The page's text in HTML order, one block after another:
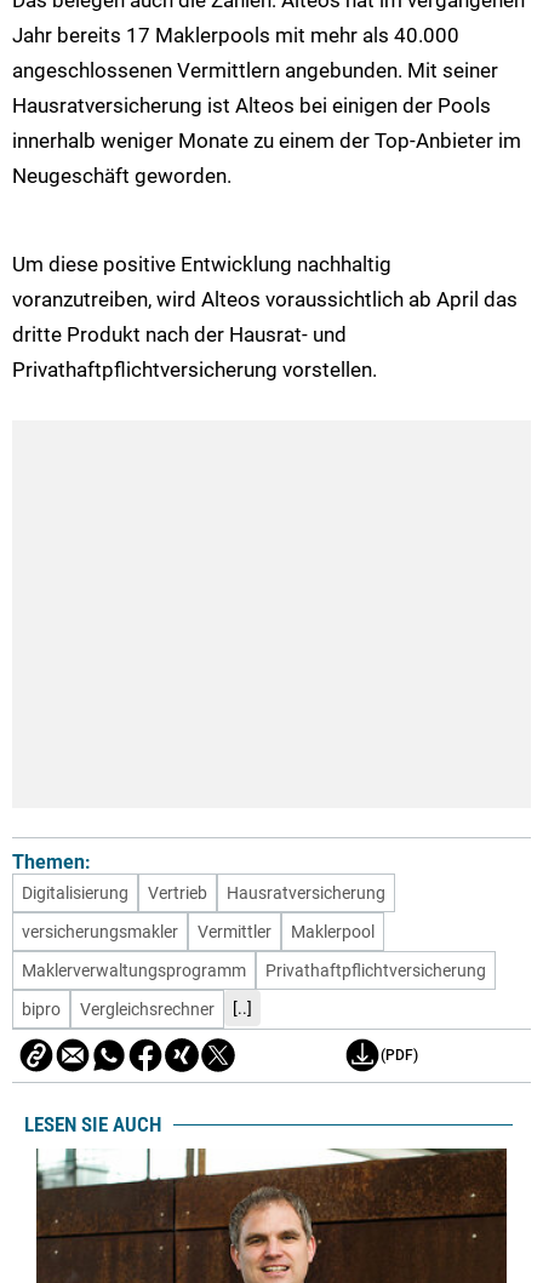
Jahr bereits 17 Maklerpools mit mehr als 40.000
angeschlossenen Vermittlern angebunden. Mit seiner
Hausratversicherung ist Alteos bei einigen der Pools
innerhalb weniger Monate zu einem der Top-Anbieter im
Neugeschäft geworden.
Um diese positive Entwicklung nachhaltig
voranzutreiben, wird Alteos voraussichtlich ab April das
dritte Produkt nach der Hausrat- und
Privathaftpflichtversicherung vorstellen.
Themen:
Digitalisierung Vertrieb
Hausratversicherung
versicherungsmakler
Vermittler
Maklerpool
Maklerverwaltungsprogramm
Privathaftpflichtversicherung
bipro
Vergleichsrechner [..]
(PDF)
LESEN SIE AUCH